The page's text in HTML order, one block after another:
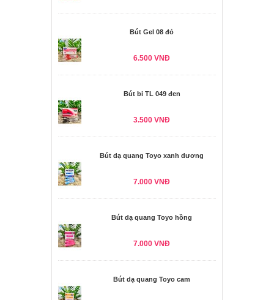
Bút Gel 08 đỏ
6.500 VNĐ
Bút bi TL 049 đen
3.500 VNĐ
Bút dạ quang Toyo xanh dương
7.000 VNĐ
Bút dạ quang Toyo hồng
7.000 VNĐ
Bút dạ quang Toyo cam